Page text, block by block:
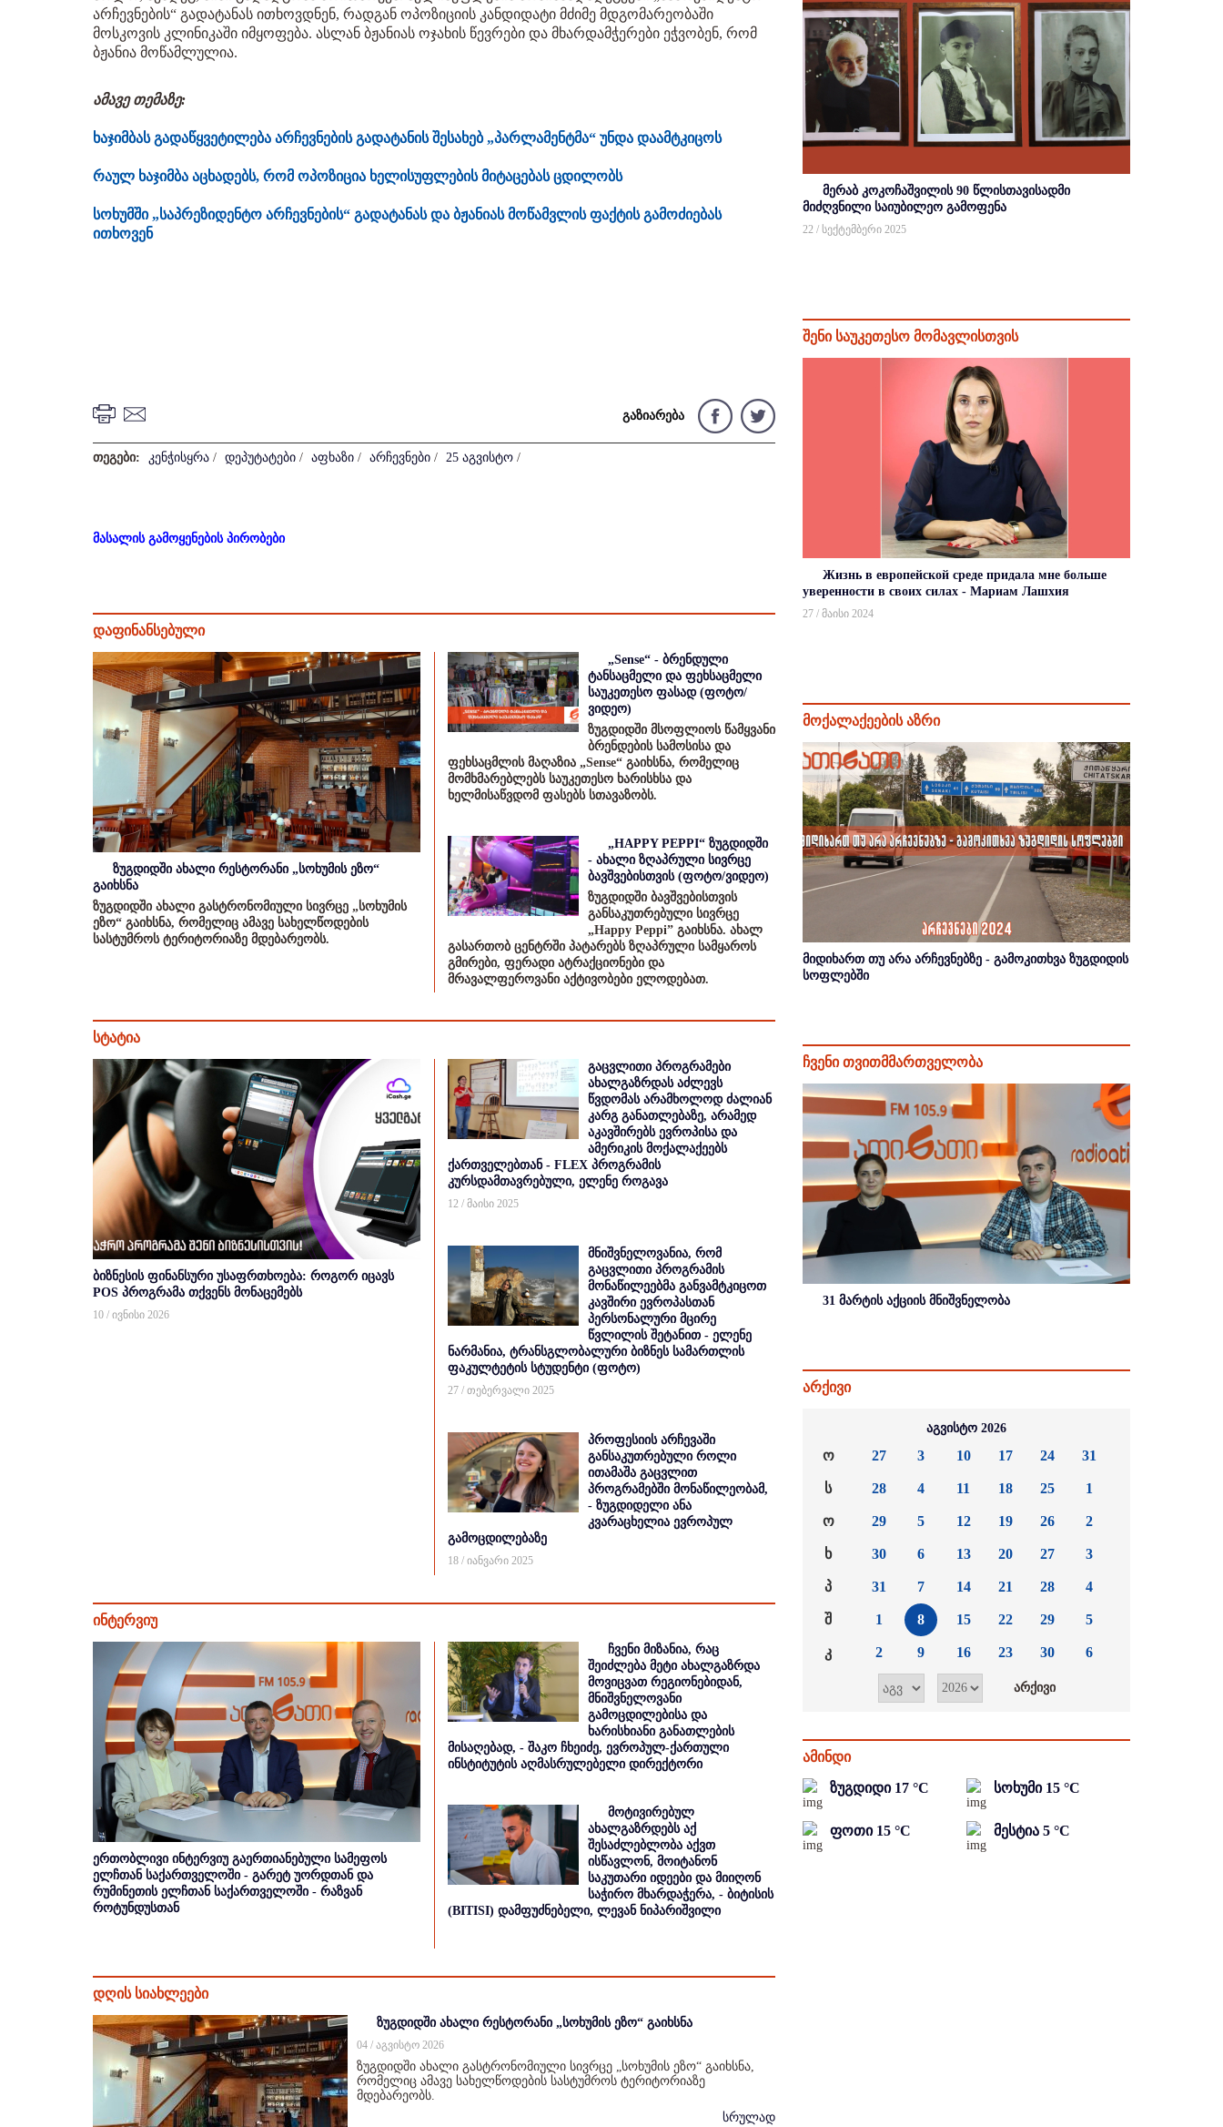
არჩევნების“ გადატანას ითხოვდნენ, რადგან ოპოზიციის კანდიდატი მძიმე მდგომარეობაში
მოსკოვის კლინიკაში იმყოფება. ასლან ბჟანიას ოჯახის წევრები და მხარდამჭერები ეჭვობენ, რომ
ბჟანია მოწამლულია.
ამავე თემაზე:
ხაჯიმბას გადაწყვეტილება არჩევნების გადატანის შესახებ „პარლამენტმა“ უნდა დაამტკიცოს
რაულ ხაჯიმბა აცხადებს, რომ ოპოზიცია ხელისუფლების მიტაცებას ცდილობს
სოხუმში „საპრეზიდენტო არჩევნების“ გადატანას და ბჟანიას მოწამვლის ფაქტის გამოძიებას
ითხოვენ
გაზიარება
თეგები: კენჭისყრა / დეპუტატები / აფხაზი / არჩევნები / 25 აგვისტო /
მასალის გამოყენების პირობები
დაფინანსებული
ზუგდიდში ახალი რესტორანი „სოხუმის ეზო“
გაიხსნა
ზუგდიდში ახალი გასტრონომიული სივრცე „სოხუმის
ეზო“ გაიხსნა, რომელიც ამავე სახელწოდების
სასტუმროს ტერიტორიაზე მდებარეობს.
„Sense“ - ბრენდული
ტანსაცმელი და ფეხსაცმელი
საუკეთესო ფასად (ფოტო/
ვიდეო)
ზუგდიდში მსოფლიოს წამყვანი
ბრენდების სამოსისა და
ფეხსაცმლის მაღაზია „Sense“ გაიხსნა, რომელიც
მომხმარებლებს საუკეთესო ხარისხსა და
ხელმისაწვდომ ფასებს სთავაზობს.
„HAPPY PEPPI“ ზუგდიდში
- ახალი ზღაპრული სივრცე
ბავშვებისთვის (ფოტო/ვიდეო)
ზუგდიდში ბავშვებისთვის
განსაკუთრებული სივრცე
„Happy Peppi” გაიხსნა. ახალ
გასართობ ცენტრში პატარებს ზღაპრული სამყაროს
გმირები, ფერადი ატრაქციონები და
მრავალფეროვანი აქტივობები ელოდებათ.
სტატია
ბიზნესის ფინანსური უსაფრთხოება: როგორ იცავს
POS პროგრამა თქვენს მონაცემებს
10 / ივნისი 2026
გაცვლითი პროგრამები
ახალგაზრდას აძლევს
წვდომას არამხოლოდ ძალიან
კარგ განათლებაზე, არამედ
აკავშირებს ევროპისა და
ამერიკის მოქალაქეებს
ქართველებთან - FLEX პროგრამის
კურსდამთავრებული, ელენე როგავა
12 / მაისი 2025
მნიშვნელოვანია, რომ
გაცვლითი პროგრამის
მონაწილეებმა განვამტკიცოთ
კავშირი ევროპასთან
პერსონალური მცირე
წვლილის შეტანით - ელენე
ნარმანია, ტრანსგლობალური ბიზნეს სამართლის
ფაკულტეტის სტუდენტი (ფოტო)
27 / თებერვალი 2025
პროფესიის არჩევაში
განსაკუთრებული როლი
ითამაშა გაცვლით
პროგრამებში მონაწილეობამ,
- ზუგდიდელი ანა
კვარაცხელია ევროპულ
გამოცდილებაზე
18 / იანვარი 2025
ინტერვიუ
ერთობლივი ინტერვიუ გაერთიანებული სამეფოს
ელჩთან საქართველოში - გარეტ უორდთან და
რუმინეთის ელჩთან საქართველოში - რაზვან
როტუნდუსთან
ჩვენი მიზანია, რაც
შეიძლება მეტი ახალგაზრდა
მოვიცვათ რეგიონებიდან,
მნიშვნელოვანი
გამოცდილებისა და
ხარისხიანი განათლების
მისაღებად, - შაკო ჩხეიძე, ევროპულ-ქართული
ინსტიტუტის აღმასრულებელი დირექტორი
მოტივირებულ
ახალგაზრდებს აქ
შესაძლებლობა აქვთ
ისწავლონ, მოიტანონ
საკუთარი იდეები და მიიღონ
საჭირო მხარდაჭერა, - ბიტისის
(BITISI) დამფუძნებელი, ლევან ნიპარიშვილი
დღის სიახლეები
ზუგდიდში ახალი რესტორანი „სოხუმის ეზო“ გაიხსნა
04 / აგვისტო 2026
ზუგდიდში ახალი გასტრონომიული სივრცე „სოხუმის ეზო“ გაიხსნა,
რომელიც ამავე სახელწოდების სასტუმროს ტერიტორიაზე
მდებარეობს.
სრულად
მერაბ კოკოჩაშვილის 90 წლისთავისადმი
მიძღვნილი საიუბილეო გამოფენა
22 / სექტემბერი 2025
შენი საუკეთესო მომავლისთვის
Жизнь в европейской среде придала мне больше
уверенности в своих силах - Мариам Лашхия
27 / მაისი 2024
მოქალაქეების აზრი
მიდიხართ თუ არა არჩევნებზე - გამოკითხვა ზუგდიდის
სოფლებში
ჩვენი თვითმმართველობა
31 მარტის აქციის მნიშვნელობა
არქივი
აგვისტო 2026
ო
ს
ო
ხ
პ
შ
კ
27
28
29
30
31
1
2
3
4
5
6
7
8
9
10
11
12
13
14
15
16
17
18
19
20
21
22
23
24
25
26
27
28
29
30
31
1
2
3
4
5
6
ამინდი
ზუგდიდი 17 °C სოხუმი 15 °C
ფოთი 15 °C მესტია 5 °C